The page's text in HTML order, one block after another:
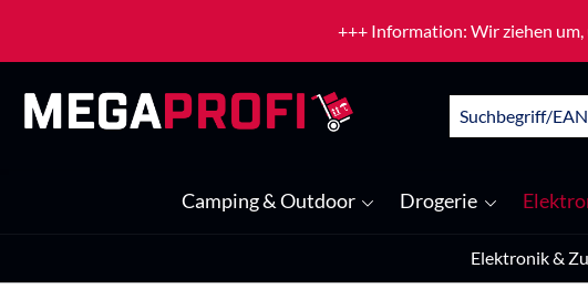
+++ Information: Wir ziehen
Camping & Outdoor Drogerie
Elektronik &